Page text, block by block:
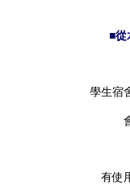
■從
學生宿
有使